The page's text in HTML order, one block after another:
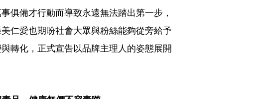
俱備才行動而導致永遠無法踏出第一步，
仁愛也期盼社會大眾與粉絲能夠從旁給予
轉化，正式宣告以品牌主理人的姿態展開